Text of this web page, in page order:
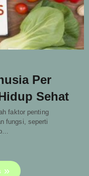
Per
Sehat
faktor penting
fungsi, seperti